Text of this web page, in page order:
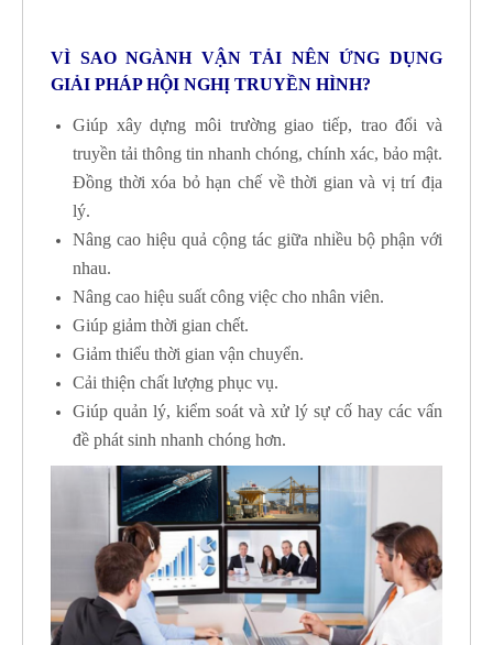
VÌ SAO NGÀNH VẬN TẢI NÊN ỨNG DỤNG
GIẢI PHÁP HỘI NGHỊ TRUYỀN HÌNH?
Giúp xây dựng môi trường giao tiếp, trao đổi và
truyền tải thông tin nhanh chóng, chính xác, bảo mật.
Đồng thời xóa bỏ hạn chế về thời gian và vị trí địa
lý.
Nâng cao hiệu quả cộng tác giữa nhiều bộ phận với
nhau.
Nâng cao hiệu suất công việc cho nhân viên.
Giúp giảm thời gian chết.
Giảm thiểu thời gian vận chuyển.
Cải thiện chất lượng phục vụ.
Giúp quản lý, kiểm soát và xử lý sự cố hay các vấn
đề phát sinh nhanh chóng hơn.